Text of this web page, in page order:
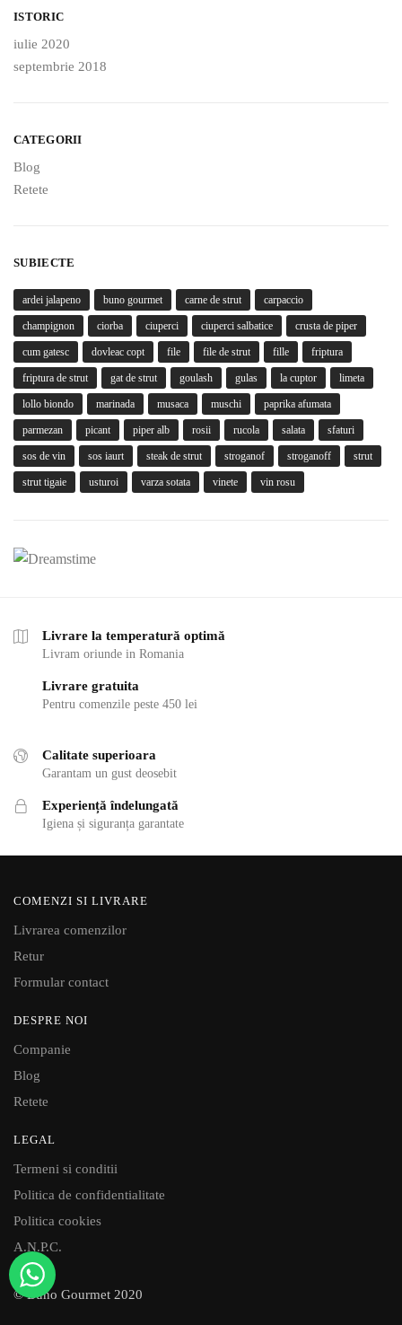
ISTORIC
iulie 2020
septembrie 2018
CATEGORII
Blog
Retete
SUBIECTE
ardei jalapeno buno gourmet carne de strut carpaccio
champignon ciorba ciuperci ciuperci salbatice crusta de piper
cum gatesc dovleac copt file file de strut fille friptura
friptura de strut gat de strut goulash gulas la cuptor limeta
lollo biondo marinada musaca muschi paprika afumata
parmezan picant piper alb rosii rucola salata sfaturi
sos de vin sos iaurt steak de strut stroganof stroganoff strut
strut tigaie usturoi varza sotata vinete vin rosu
Livrare la temperatură optimă
Livram oriunde in Romania
Livrare gratuita
Pentru comenzile peste 450 lei
Calitate superioara
Garantam un gust deosebit
Experiență îndelungată
Igiena și siguranța garantate
COMENZI SI LIVRARE
Livrarea comenzilor
Retur
Formular contact
DESPRE NOI
Companie
Blog
Retete
LEGAL
Termeni si conditii
Politica de confidentialitate
Politica cookies
A.N.P.C.
© Buno Gourmet 2020